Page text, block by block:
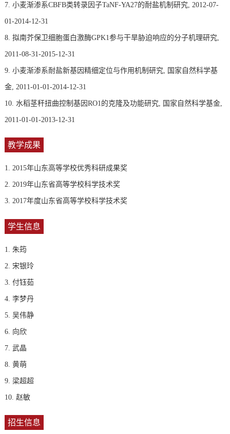
7. 小麦渐渗系CBFB类转录因子TaNF-YA27的耐盐机制研究, 2012-07-
01-2014-12-31
8. 拟南芥保卫细胞蛋白激酶GPK1参与干旱胁迫响应的分子机理研究,
2011-08-31-2015-12-31
9. 小麦渐渗系耐盐新基因精细定位与作用机制研究, 国家自然科学基
金, 2011-01-01-2014-12-31
10. 水稻茎秆扭曲控制基因RO1的克隆及功能研究, 国家自然科学基金,
2011-01-01-2013-12-31
教学成果
1. 2015年山东高等学校优秀科研成果奖
2. 2019年山东省高等学校科学技术奖
3. 2017年度山东省高等学校科学技术奖
学生信息
1. 朱筠
2. 宋银玲
3. 付钰茹
4. 李梦丹
5. 吴伟静
6. 向欣
7. 武晶
8. 黄萌
9. 梁超超
10. 赵敏
招生信息